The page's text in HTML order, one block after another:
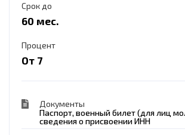
Срок до
60 мес.
Процент
От 7
Документы
Паспорт, военный билет (для лиц
сведения о присвоении ИНН